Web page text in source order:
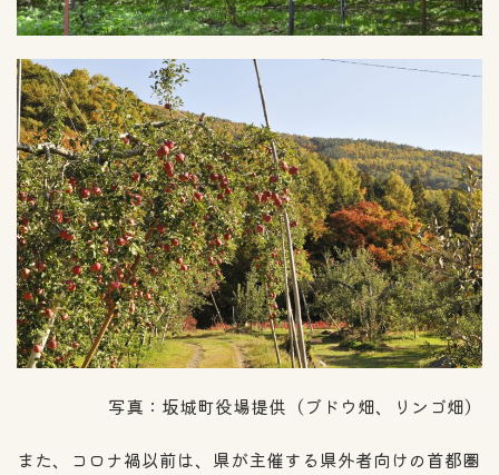
写真：坂城町役場提供（ブドウ畑、リンゴ畑）
また、コロナ禍以前は、県が主催する県外者向けの首都圏